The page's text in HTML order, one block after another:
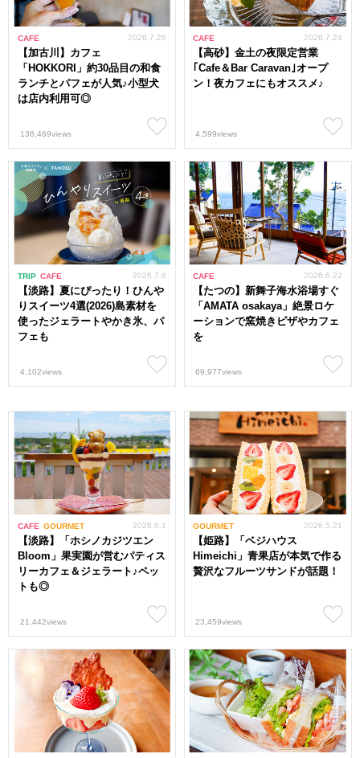
CAFE
【加古川】カフェ
「HOKKORI」約30品目の和食
ランチとパフェが人気♪小型犬
は店内利用可◎
2026.7.26
138,469views
CAFE
【高砂】金土の夜限定営業
｢Cafe＆Bar Caravan｣オープ
ン！夜カフェにもオススメ♪
2026.7.24
4,599views
TRIP CAFE
【淡路】夏にぴったり！ひんや
りスイーツ4選(2026)島素材を
使ったジェラートやかき氷、パ
フェも
2026.7.6
4,102views
CAFE
【たつの】新舞子海水浴場すぐ
「AMATA osakaya」絶景ロケ
ーションで窯焼きピザやカフェ
を
2026.6.22
69,977views
CAFE GOURMET
【淡路】「ホシノカジツエン
Bloom」果実園が営むパティス
リーカフェ＆ジェラート♪ペッ
トも◎
2026.6.1
21,442views
GOURMET
【姫路】「ベジハウス
Himeichi」青果店が本気で作る
贅沢なフルーツサンドが話題！
2026.5.21
23,459views